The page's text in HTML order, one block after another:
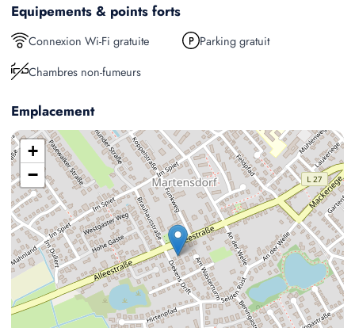
Equipements & points forts
Connexion Wi-Fi gratuite
Parking gratuit
Chambres non-fumeurs
Emplacement
+
−